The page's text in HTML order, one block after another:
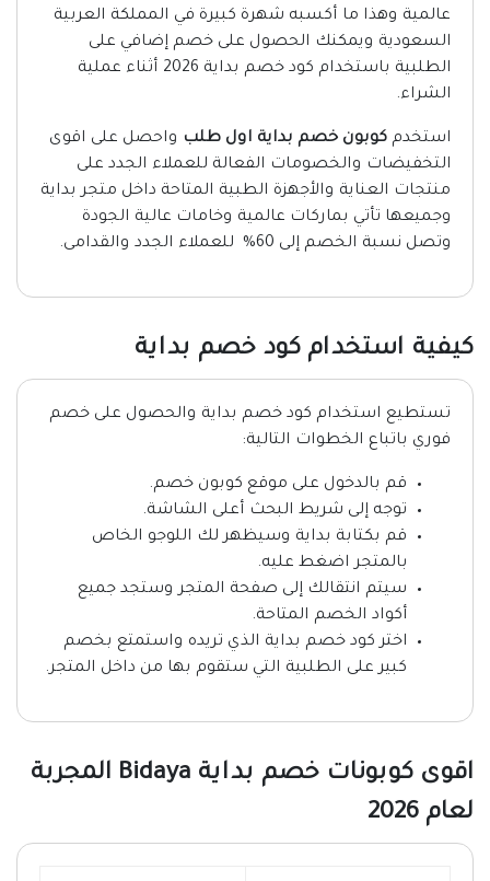
عالمية وهذا ما أكسبه شهرة كبيرة في المملكة العربية
السعودية ويمكنك الحصول على خصم إضافي على
الطلبية باستخدام كود خصم بداية 2026 أثناء عملية
الشراء.
استخدم كوبون خصم بداية اول طلب واحصل على اقوى
التخفيضات والخصومات الفعالة للعملاء الجدد على
منتجات العناية والأجهزة الطبية المتاحة داخل متجر بداية
وجميعها تأتي بماركات عالمية وخامات عالية الجودة
وتصل نسبة الخصم إلى 60% للعملاء الجدد والقدامى.
كيفية استخدام كود خصم بداية
تستطيع استخدام كود خصم بداية والحصول على خصم
فوري باتباع الخطوات التالية:
قم بالدخول على موقع كوبون خصم.
توجه إلى شريط البحث أعلى الشاشة.
قم بكتابة بداية وسيظهر لك اللوجو الخاص
بالمتجر اضغط عليه.
سيتم انتقالك إلى صفحة المتجر وستجد جميع
أكواد الخصم المتاحة.
اختر كود خصم بداية الذي تريده واستمتع بخصم
كبير على الطلبية التي ستقوم بها من داخل المتجر.
اقوى كوبونات خصم بداية Bidaya المجربة
لعام 2026